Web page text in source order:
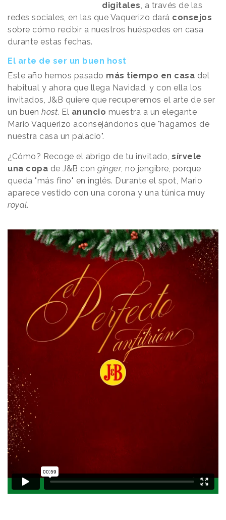
digitales, a través de las
redes sociales, en las que Vaquerizo dará consejos
sobre cómo recibir a nuestros huéspedes en casa
durante estas fechas.
El arte de ser un buen host
Este año hemos pasado más tiempo en casa del
habitual y ahora que llega Navidad, y con ella los
invitados, J&B quiere que recuperemos el arte de ser
un buen host. El anuncio muestra a un elegante
Mario Vaquerizo aconsejándonos que "hagamos de
nuestra casa un palacio".
¿Cómo? Recoge el abrigo de tu invitado, sírvele
una copa de J&B con ginger, no jengibre, porque
queda "más fino" en inglés. Durante el spot, Mario
aparece vestido con una corona y una túnica muy
royal.